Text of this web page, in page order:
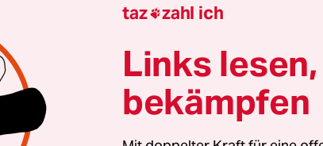
Mensch Puppe in seinem „Dracula“
auf die Bühne bringt. Diese Rechnung
gemacht. Als alleiniger (menschlicher)
das Kunststück, dieser Verbindung von
untotem Blutsauger noch ein paar
Oder anders: Die Kombination
taz zahl ich
Links
bekämpfen